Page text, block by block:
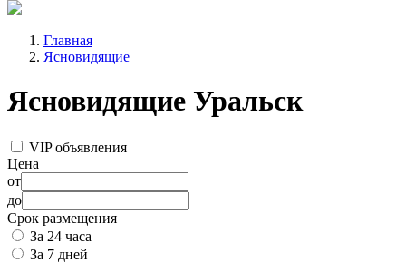
Главная
Ясновидящие
Ясновидящие Уральск
VIP объявления
Цена
от
до
Срок размещения
За 24 часа
За 7 дней